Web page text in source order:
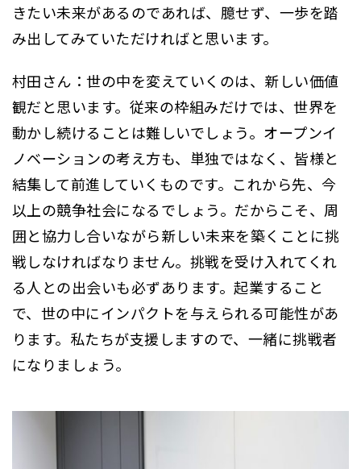
きたい未来があるのであれば、臆せず、一歩を踏
み出してみていただければと思います。
村田さん：世の中を変えていくのは、新しい価値
観だと思います。従来の枠組みだけでは、世界を
動かし続けることは難しいでしょう。オープンイ
ノベーションの考え方も、単独ではなく、皆様と
結集して前進していくものです。これから先、今
以上の競争社会になるでしょう。だからこそ、周
囲と協力し合いながら新しい未来を築くことに挑
戦しなければなりません。挑戦を受け入れてくれ
る人との出会いも必ずあります。起業すること
で、世の中にインパクトを与えられる可能性があ
ります。私たちが支援しますので、一緒に挑戦者
になりましょう。